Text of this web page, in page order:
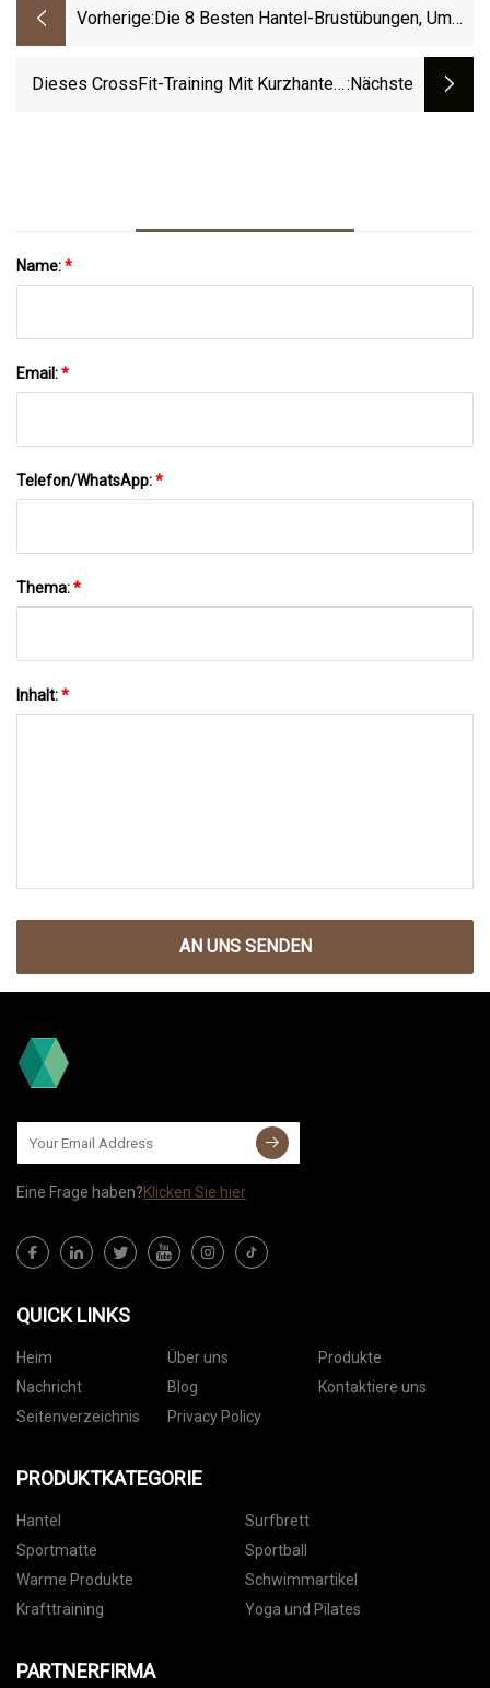
Vorherige: Die 8 Besten Hantel-Brustübungen, Um
Dieses CrossFit-Training Mit Kurzhanteln:nächste
Name:*
Email:*
Telefon/WhatsApp:*
Thema:*
Inhalt:*
AN UNS SENDEN
Eine Frage haben?Klicken Sie hier
QUICK LINKS
Heim Über uns
Produkte
Nachricht
Blog
Kontaktiere uns
Seitenverzeichnis
Privacy Policy
PRODUKTKATEGORIE
Hantel
Surfbrett
Sportmatte
Sportball
Warme Produkte
Schwimmartikel
Krafttraining
Yoga und Pilates
PARTNERFIRMA